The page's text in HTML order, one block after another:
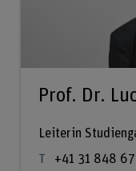
Prof. Dr.
Leiterin
+41 31 848